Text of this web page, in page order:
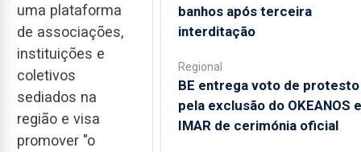
uma plataforma
de associações,
instituições e
coletivos
sediados na
região e visa
promover "o
banhos após terceira
interditação
Regional
BE entrega voto de protesto
pela exclusão do OKEANOS e
IMAR de cerimónia oficial